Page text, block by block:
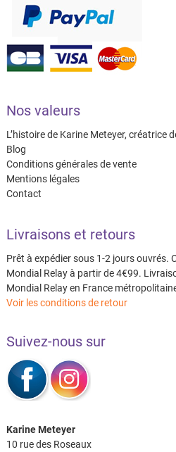
Nos valeurs
L’histoire de Karine Meteyer, créatrice
Blog
Conditions générales de vente
Mentions légales
Contact
Livraisons et retours
Prêt à expédier sous 1-2 jours ouvrés.
Mondial Relay à partir de 4€99.
Mondial Relay en France
Voir les conditions de retour
Suivez-nous sur
Karine Meteyer
10 rue des Roseaux